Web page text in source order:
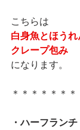
こちらは
白身魚とほう
クレープ包み
になります。
＊＊＊＊＊＊
・ハーフラン